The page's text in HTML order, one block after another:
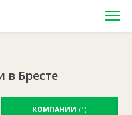
в Бресте
КОМПАНИИ (1)